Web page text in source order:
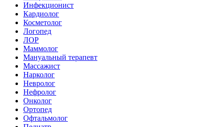
Инфекционист
Кардиолог
Косметолог
Логопед
ЛОР
Маммолог
Мануальный терапевт
Массажист
Нарколог
Невролог
Нефролог
Онколог
Ортопед
Офтальмолог